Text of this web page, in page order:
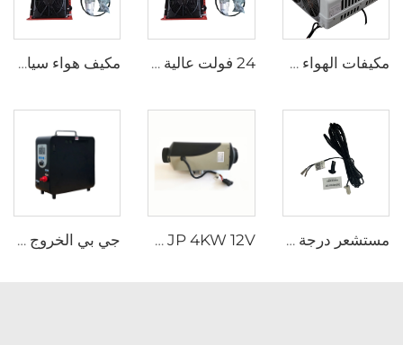
مكيفات الهواء على سطح السقف للسيارات 24 فولت عالية الجودة مكيف الهواء شاحنة جرار حفرة شاحنة عربة مقطورة مكيف الهواء مكيف هواء سيارة 24 فولت مكيف هواء سيارة
مستشعر درجة الحرارة الخارجي من البلاستيك من نوع MOQ المنخفض لجهاز تسخين مواقف السيارات بقدرة 2.2kw و 4kw JP 4KW 12V سخان السيارة محرك وقود الوقود سخان وقود الوقود السفن سخان الديزل مماثل لـ Webasto جي بي الخروج التخييم Rv الجملة المحمولة التصميم الجذاب البروبان مضخة الحرارة بدون خزان غاز سخان الماء